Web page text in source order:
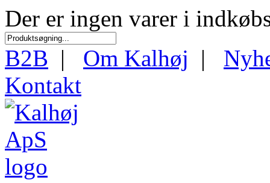
Der er ingen varer i
B2B | Om Kalhøj |
Kontakt